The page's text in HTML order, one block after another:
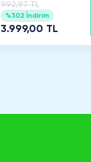
992,97 TL
%302 İndirim
3.999,00 TL